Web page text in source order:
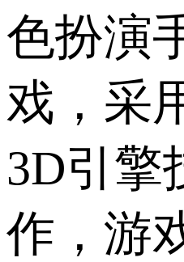
色扮演
戏，采
3D引擎
作，游